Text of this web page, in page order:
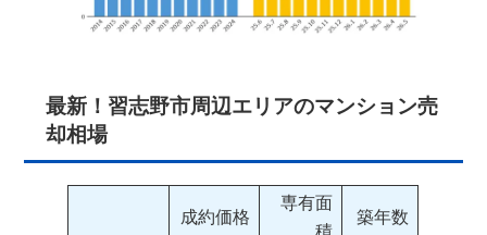
最新！習志野市周辺エリアのマンション売
却相場
成約価格
専有面
積
築年数